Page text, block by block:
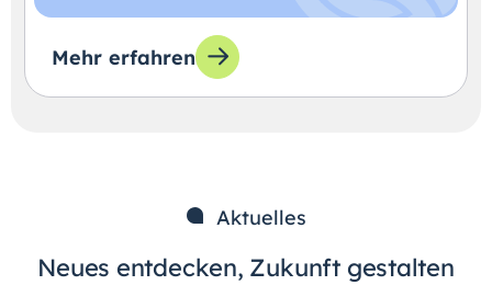
Mehr erfahren
Aktuelles
Neues entdecken, Zukunft gestalten